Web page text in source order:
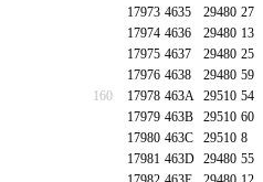
17973 4635 29480 27
17974 4636 29480 13
17975 4637 29480 25
17976 4638 29480 59
160
17978 463A 29510 54
17979 463B 29510 60
17980 463C 29510 8
17981 463D 29480 55